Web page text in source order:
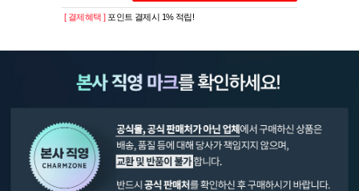
[ 결제혜택 ] 포인트 결제시 1% 적립!